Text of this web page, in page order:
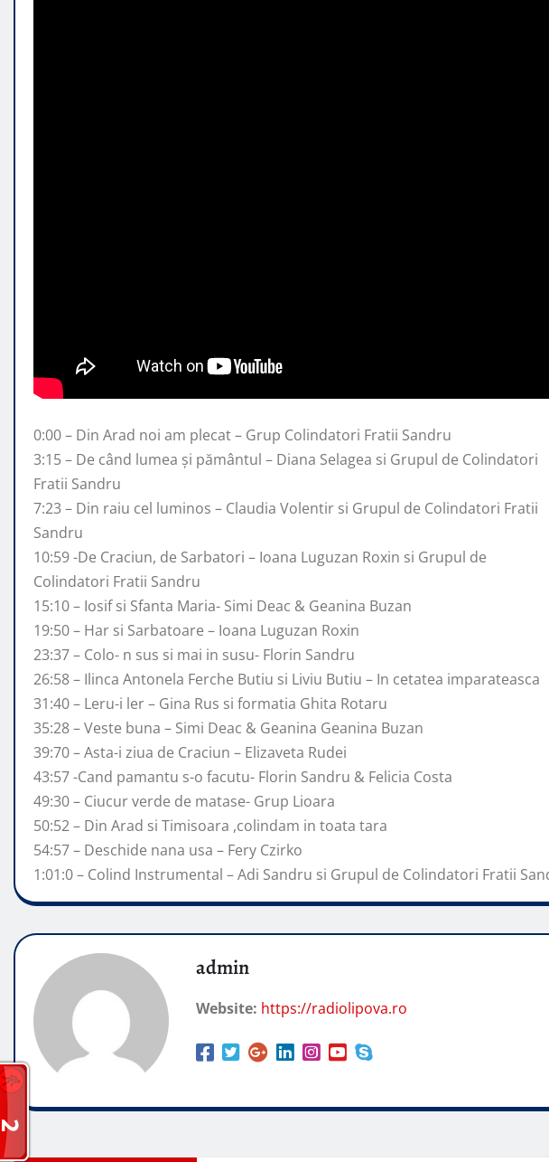
0:00 – Din Arad noi am plecat – Grup Colindatori Fratii Sandru
3:15 – De când lumea și pământul – Diana Selagea si Grupul de Colindatori
Fratii Sandru
7:23 – Din raiu cel luminos – Claudia Volentir si Grupul de Colindatori Fratii
Sandru
10:59 -De Craciun, de Sarbatori – Ioana Luguzan Roxin si Grupul de
Colindatori Fratii Sandru
15:10 – Iosif si Sfanta Maria- Simi Deac & Geanina Buzan
19:50 – Har si Sarbatoare – Ioana Luguzan Roxin
23:37 – Colo- n sus si mai in susu- Florin Sandru
26:58 – Ilinca Antonela Ferche Butiu si Liviu Butiu – In cetatea imparateasca
31:40 – Leru-i ler – Gina Rus si formatia Ghita Rotaru
35:28 – Veste buna – Simi Deac & Geanina Geanina Buzan
39:70 – Asta-i ziua de Craciun – Elizaveta Rudei
43:57 -Cand pamantu s-o facutu- Florin Sandru & Felicia Costa
49:30 – Ciucur verde de matase- Grup Lioara
50:52 – Din Arad si Timisoara ,colindam in toata tara
54:57 – Deschide nana usa – Fery Czirko
1:01:0 – Colind Instrumental – Adi Sandru si Grupul de Colindatori Fratii
admin
Website: https://radiolipova.ro